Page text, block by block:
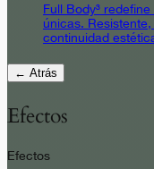
Full Body³
únicas.
continuidad
← Atrás
Efectos
Efectos